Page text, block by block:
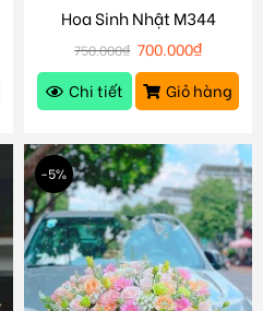
Hoa Sinh Nhật M344
750.000₫ 700.000₫
Chi tiết
Giỏ hàng
-5%